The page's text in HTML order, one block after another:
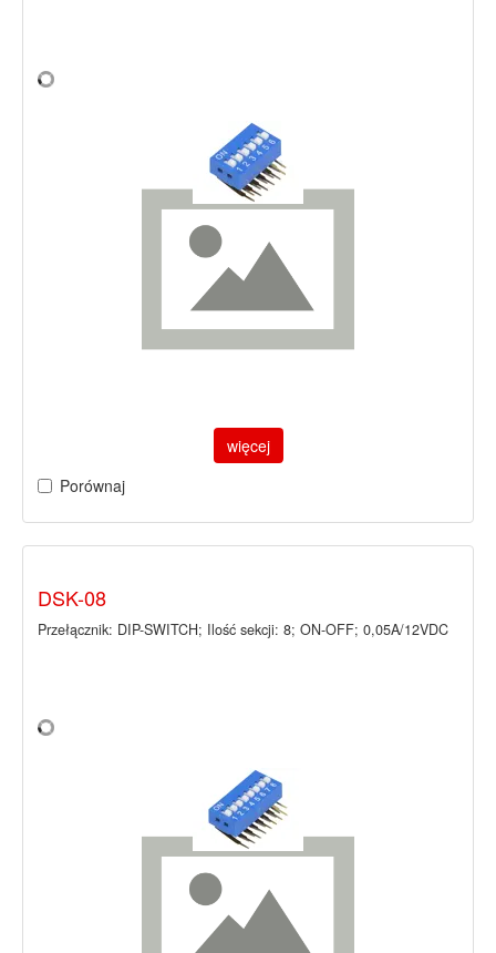
więcej
Porównaj
DSK-08
Przełącznik: DIP-SWITCH; Ilość sekcji: 8; ON-OFF; 0,05A/12VDC